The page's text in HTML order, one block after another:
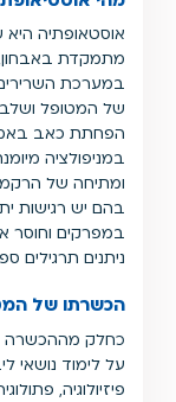
אוסטאופתיה היא
מתמקדת באבחון,
במערכת
של המטופל
הפחתת כאב
במניפולציה
ומתיחה של
בהם יש רגישות
במפרקים וחוסר
ניתנים תרגילים
הכשרתו של
כחלק מההכשרה
על לימוד נושאי
פיזיולוגיה,